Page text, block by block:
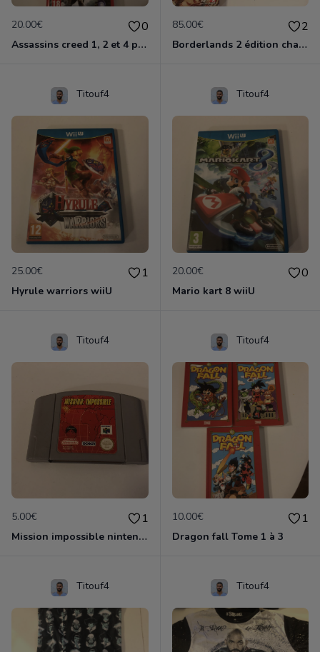
20.00€ 0
Assassins creed 1, 2 et 4 ps3
85.00€ 2
Borderlands 2 édition chasseur de l'arche ps3
Titouf4
25.00€ 1
Hyrule warriors wiiU
Titouf4
20.00€ 0
Mario kart 8 wiiU
Titouf4
5.00€ 1
Mission impossible nintendo 64
Titouf4
10.00€ 1
Dragon fall Tome 1 à 3
Titouf4 Titouf4